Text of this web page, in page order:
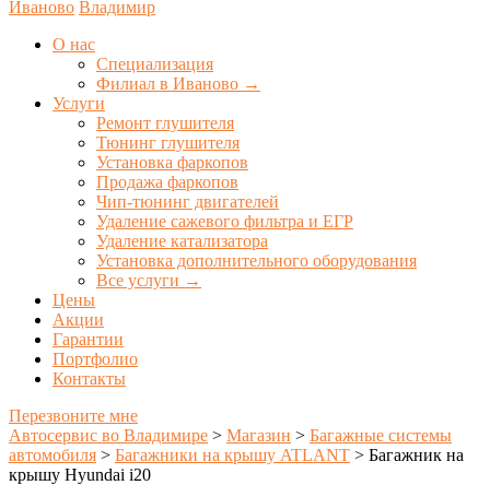
Иваново Владимир
О нас
Специализация
Филиал в Иваново →
Услуги
Ремонт глушителя
Тюнинг глушителя
Установка фаркопов
Продажа фаркопов
Чип-тюнинг двигателей
Удаление сажевого фильтра и ЕГР
Удаление катализатора
Установка дополнительного оборудования
Все услуги →
Цены
Акции
Гарантии
Портфолио
Контакты
Перезвоните мне
Автосервис во Владимире > Магазин > Багажные системы
автомобиля > Багажники на крышу ATLANT > Багажник на
крышу Hyundai i20